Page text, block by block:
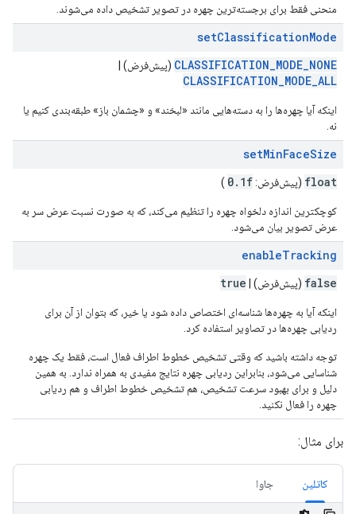
منحنی فقط برای برجسته‌ترین چهره در تصویر تشخیص داده می‌شوند.
setClassificationMode
CLASSIFICATION_MODE_NONE (پیش‌فرض) |
CLASSIFICATION_MODE_ALL
اینکه آیا چهره‌ها را به دسته‌هایی مانند «لبخند» و «چشمان باز» طبقه‌بندی کنیم یا
نه.
setMinFaceSize
float (پیش‌فرض: 0. 1f
)
کوچکترین اندازه دلخواه چهره را تنظیم می‌کند، که به صورت نسبت عرض سر به
عرض تصویر بیان می‌شود.
enableTracking
false (پیش‌فرض) | true
اینکه آیا به چهره‌ها شناسه‌ای اختصاص داده شود یا خیر، که بتوان از آن برای
ردیابی چهره‌ها در تصاویر استفاده کرد.
توجه داشته باشید که وقتی تشخیص خطوط اطراف فعال است، فقط یک چهره
شناسایی می‌شود، بنابراین ردیابی چهره نتایج مفیدی به همراه ندارد. به همین
دلیل و برای بهبود سرعت تشخیص، هم تشخیص خطوط اطراف و هم ردیابی
چهره را فعال نکنید.
برای مثال:
کاتلین جاوا